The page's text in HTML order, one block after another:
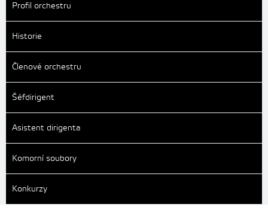
Profil orchestru
Historie
Členové orchestru
Šéfdirigent
Asistent dirigenta
Komorní soubory
Konkurzy